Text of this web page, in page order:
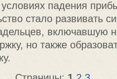
падения
стало развивать
включавшую
но также